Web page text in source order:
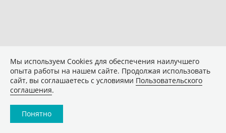
Мы используем Сookies для обеспечения наилучшего
опыта работы на нашем сайте. Продолжая использовать
сайт, вы соглашаетесь с условиями Пользовательского
соглашения.
Понятно